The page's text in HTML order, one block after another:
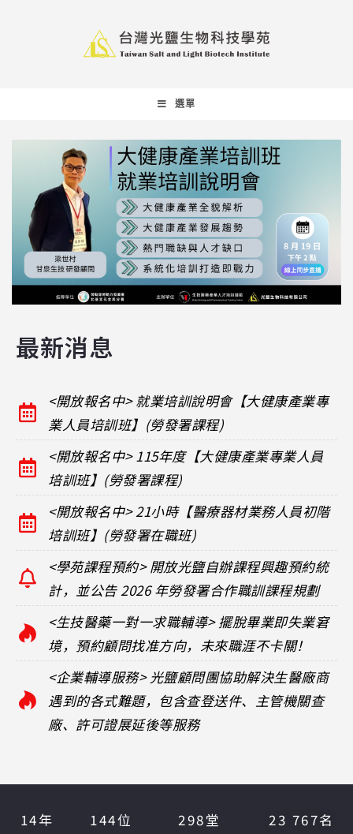
選單
最新消息
<開放報名中> 就業培訓說明會【大健康產業專
業人員培訓班】(勞發署課程)
<開放報名中> 115年度【大健康產業專業人員
培訓班】(勞發署課程)
<開放報名中> 21小時【醫療器材業務人員初階
培訓班】(勞發署在職班)
<學苑課程預約> 開放光鹽自辦課程興趣預約統
計，並公告 2026 年勞發署合作職訓課程規劃
<生技醫藥一對一求職輔導> 擺脫畢業即失業窘
境，預約顧問找准方向，未來職涯不卡關！
<企業輔導服務> 光鹽顧問團協助解決生醫廠商
遇到的各式難題，包含查登送件、主管機關查
廠、許可證展延後等服務
14年 144位 298堂 23 767名